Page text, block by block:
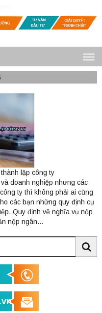
lập công ty
doanh nghiệp nhưng các
ty thì không phải ai cũng
các bạn những quy định cụ
Quy định về nghĩa vụ nộp
nộp ngân...